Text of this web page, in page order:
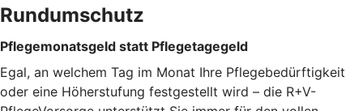
Rundumschutz
Pflegemonatsgeld statt Pflegetagegeld
Egal, an welchem Tag im Monat Ihre Pflegebedürftigkeit
oder eine Höherstufung festgestellt wird – die R+V-